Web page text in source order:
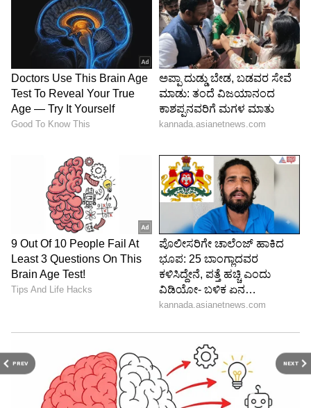
PREV NEXT
ಪರೀಕ್ಷಾ ಅವಧಿ ವಿಸ್ತರಣೆ
ಹಾಜರಾತಿ ಹಾಳೆಗೆ ಸಹಿ ಮಾಡುವುದು ಮತ್ತು ಇತರ
ಪ್ರಕ್ರಿಯೆಗಳಿಗೆ ಅನುಕೂಲವಾಗುವಂತೆ ಪರೀಕ್ಷೆಯ ಅವಧಿಯನ್ನು
15 ನಿಮಿಷಗಳ ಕಾಲ ವಿಸ್ತರಿಸಲಾಗುವುದು ಅಂತಾನೂ ಕೇಂದ್ರ
ಸಚಿವರು ಘೋಷಿಸಿದ್ದಾರೆ. "ವಿದ್ಯಾರ್ಥಿಗಳ ಅನುಕೂಲ ಮತ್ತು
ಅವಧಿಯನ್ನು 15 ನಿಮಿಷಗಳ ಕಾಲ ವಿಸ್ತರಿಸಲು NTA
ನಿರ್ಧರಿಸಿದೆ. ಮಧ್ಯಾಹ್ನ 2 ರಿಂದ ಸಂಜೆ 5 ರವರೆಗೆ
ನಡೆಯಬೇಕಿದ್ದ ಪರೀಕ್ಷೆ, ಈಗ ಸಂಜೆ 5:15 ರವರೆಗೆ
ಮುಂದುವರಿಯಲಿದೆ" ಅಂತ ಅವರು ಹೇಳಿದ್ದಾರೆ.